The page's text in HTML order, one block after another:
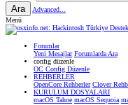
Ara
Advanced...
Menü
Forumlar
Yeni Mesajlar Forumlarda Ara
confıg düzenle
OC Config Düzenle
REHBERLER
OpenCore Rehberler Clover
KURULUM DOSYALARI
macOS Tahoe macOS Sequoia